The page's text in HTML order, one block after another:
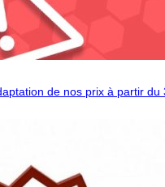
de nos prix à partir du